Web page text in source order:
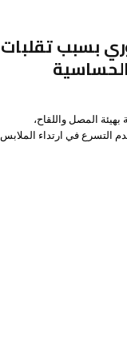
بسبب تقلبات
المصل واللقاح،
التسرع في ارتداء الملابس